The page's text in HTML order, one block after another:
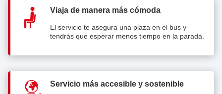
Viaja de manera más cómoda
El servicio te asegura una plaza en el bus y
tendrás que esperar menos tiempo en la parada.
Servicio más accesible y sostenible